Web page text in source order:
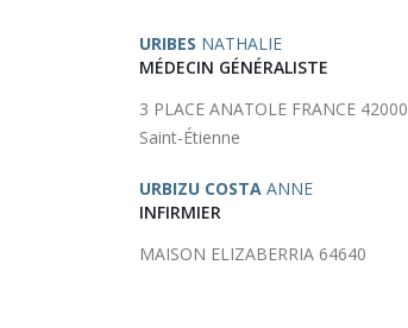
URIBES NATHALIE
MÉDECIN GÉNÉRALISTE
3 PLACE ANATOLE FRANCE 42000
Saint-Étienne
URBIZU COSTA ANNE
INFIRMIER
MAISON ELIZABERRIA 64640